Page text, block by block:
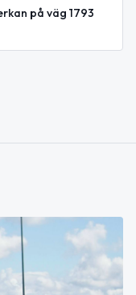
på väg 1793